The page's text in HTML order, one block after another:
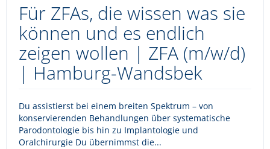
Für ZFAs, die wissen was sie
können und es endlich
zeigen wollen | ZFA (m/w/d)
| Hamburg-Wandsbek
Du assistierst bei einem breiten Spektrum – von
konservierenden Behandlungen über systematische
Parodontologie bis hin zu Implantologie und
Oralchirurgie Du übernimmst die...